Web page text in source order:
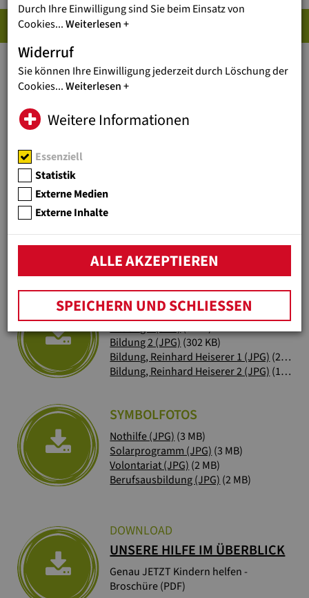
PRESSE-DOWNLOADS
LOGOS UND FOTOS
Jugend Eine Welt Logo (quer)
SYMBOLFOTOS
Bildung 1 (JPG)(5 MB)
Bildung 2 (JPG) (302 KB)
Bildung, Reinhard Heiserer 1 (JPG) (2 MB)
Bildung, Reinhard Heiserer 2 (JPG) (16 MB)
SYMBOLFOTOS
Nothilfe (JPG) (3 MB)
Solarprogramm (JPG) (3 MB)
Volontariat (JPG) (2 MB)
Berufsausbildung (JPG) (2 MB)
DOWNLOAD
UNSERE HILFE IM ÜBERBLICK
Genau JETZT Kindern helfen -
Broschüre (PDF)
Durch Ihre Einwilligung sind Sie beim Einsatz von
Cookies...Weiterlesen
Widerruf
Sie können Ihre Einwilligung jederzeit durch Löschung der
Cookies...Weiterlesen
Weitere Informationen
Essenziell
Statistik
Externe Medien
Externe Inhalte
ALLE AKZEPTIEREN
SPEICHERN UND SCHLIESSEN